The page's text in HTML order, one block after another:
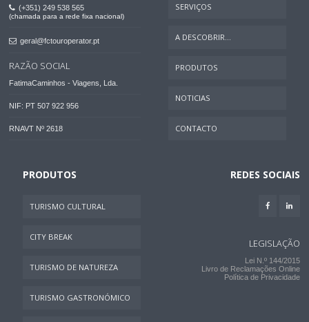
(+351) 249 538 565
(chamada para a rede fixa nacional)
geral@fctouroperator.pt
RAZÃO SOCIAL
FatimaCaminhos - Viagens, Lda.
NIF: PT 507 922 956
RNAVT Nº 2618
SERVIÇOS
A DESCOBRIR...
PRODUTOS
NOTICIAS
CONTACTO
PRODUTOS
TURISMO CULTURAL
CITY BREAK
TURISMO DE NATUREZA
TURISMO GASTRONÓMICO
REDES SOCIAIS
LEGISLAÇÃO
Lei N.º 144/2015
Livro de Reclamações Online
Política de Privacidade